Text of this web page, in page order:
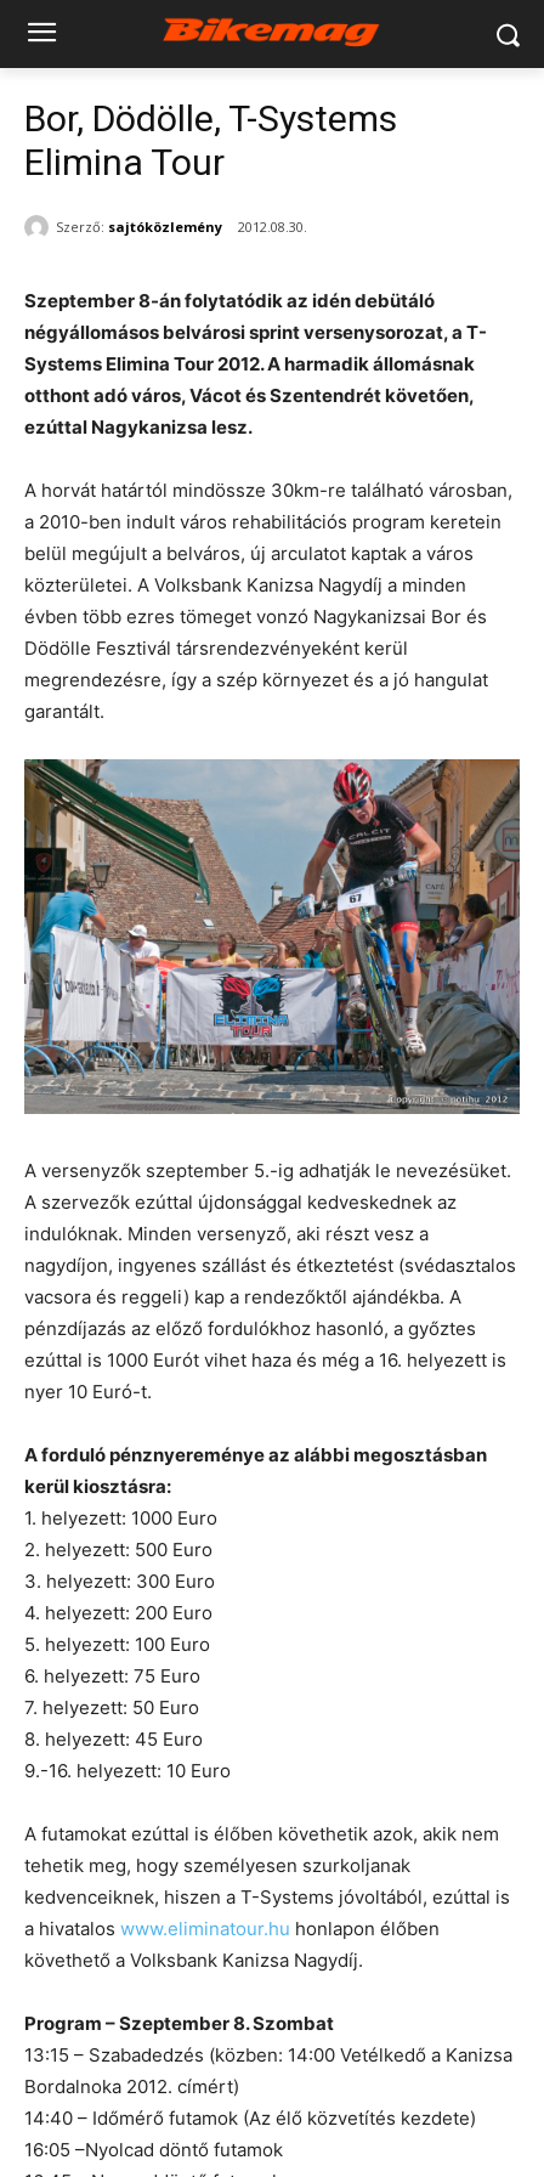
Bor, Dödölle, T-Systems
Elimina Tour
Szerző: sajtóközlemény 2012.08.30.
Szeptember 8-án folytatódik az idén debütáló
négyállomásos belvárosi sprint versenysorozat, a T-
Systems Elimina Tour 2012. A harmadik állomásnak
otthont adó város, Vácot és Szentendrét követően,
ezúttal Nagykanizsa lesz.
A horvát határtól mindössze 30km-re található városban,
a 2010-ben indult város rehabilitációs program keretein
belül megújult a belváros, új arculatot kaptak a város
közterületei. A Volksbank Kanizsa Nagydíj a minden
évben több ezres tömeget vonzó Nagykanizsai Bor és
Dödölle Fesztivál társrendezvényeként kerül
megrendezésre, így a szép környezet és a jó hangulat
garantált.
A versenyzők szeptember 5.-ig adhatják le nevezésüket.
A szervezők ezúttal újdonsággal kedveskednek az
indulóknak. Minden versenyző, aki részt vesz a
nagydíjon, ingyenes szállást és étkeztetést (svédasztalos
vacsora és reggeli) kap a rendezőktől ajándékba. A
pénzdíjazás az előző fordulókhoz hasonló, a győztes
ezúttal is 1000 Eurót vihet haza és még a 16. helyezett is
nyer 10 Euró-t.
A forduló pénznyereménye az alábbi megosztásban
kerül kiosztásra:
1. helyezett: 1000 Euro
2. helyezett: 500 Euro
3. helyezett: 300 Euro
4. helyezett: 200 Euro
5. helyezett: 100 Euro
6. helyezett: 75 Euro
7. helyezett: 50 Euro
8. helyezett: 45 Euro
9.-16. helyezett: 10 Euro
A futamokat ezúttal is élőben követhetik azok, akik nem
tehetik meg, hogy személyesen szurkoljanak
kedvenceiknek, hiszen a T-Systems jóvoltából, ezúttal is
a hivatalos www.eliminatour.hu honlapon élőben
követhető a Volksbank Kanizsa Nagydíj.
Program – Szeptember 8. Szombat
13:15 – Szabadedzés (közben: 14:00 Vetélkedő a Kanizsa
Bordalnoka 2012. címért)
14:40 – Időmérő futamok (Az élő közvetítés kezdete)
16:05 –Nyolcad döntő futamok